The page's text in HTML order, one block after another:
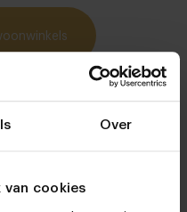
Over
van cookies